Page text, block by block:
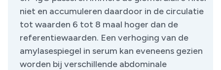
niet en accumuleren daardoor in de circulatie
tot waarden 6 tot 8 maal hoger dan de
referentiewaarden. Een verhoging van de
amylasespiegel in serum kan eveneens gezien
worden bij verschillende abdominale